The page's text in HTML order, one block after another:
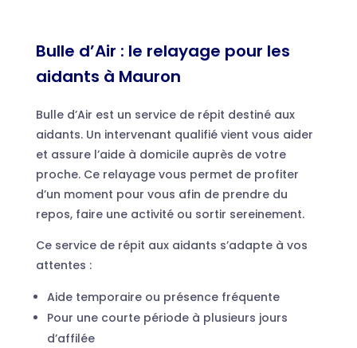
Bulle d’Air : le relayage pour les
aidants à Mauron
Bulle d’Air est un service de répit destiné aux
aidants. Un intervenant qualifié vient vous aider
et assure l’aide à domicile auprès de votre
proche. Ce relayage vous permet de profiter
d’un moment pour vous afin de prendre du
repos, faire une activité ou sortir sereinement.
Ce service de répit aux aidants s’adapte à vos
attentes :
Aide temporaire ou présence fréquente
Pour une courte période à plusieurs jours
d’affilée